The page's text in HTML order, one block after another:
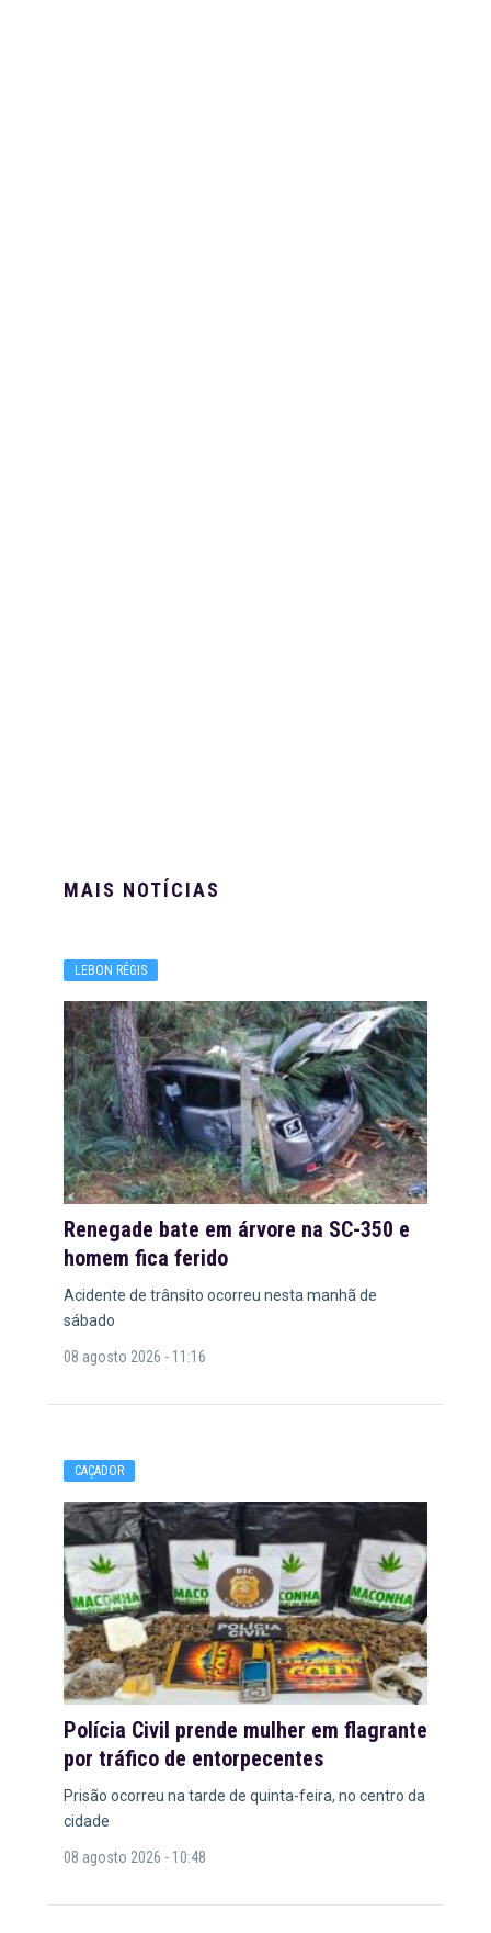
MAIS NOTÍCIAS
LEBON RÉGIS
Renegade bate em árvore na SC-350 e
homem fica ferido
Acidente de trânsito ocorreu nesta manhã de
sábado
08 agosto 2026 - 11:16
CAÇADOR
Polícia Civil prende mulher em flagrante
por tráfico de entorpecentes
Prisão ocorreu na tarde de quinta-feira, no centro da
cidade
08 agosto 2026 - 10:48